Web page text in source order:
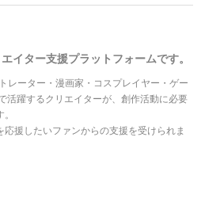
イター支援プラットフォームです。
レーター・漫画家・コスプレイヤー・ゲー
活躍するクリエイターが、創作活動に必要
援したいファンからの支援を受けられま